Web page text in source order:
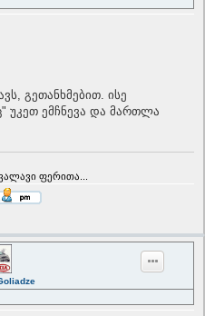
გეთანხმებით. ისე
უკეთ ემჩნევა და მართლა
ფერითა...